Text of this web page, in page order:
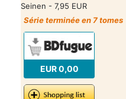
Seinen - 7,95 EUR
Série terminée en 7 tomes
EUR 0,00